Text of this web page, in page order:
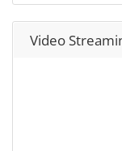
Video